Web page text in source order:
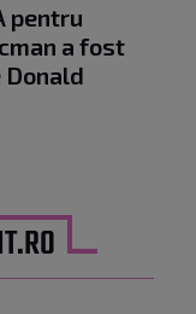
pentru
a fost